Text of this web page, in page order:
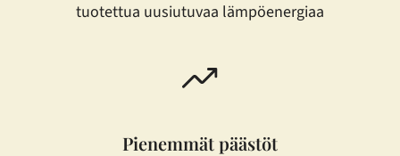
tuotettua uusiutuvaa lämpöenergiaa
Pienemmät päästöt